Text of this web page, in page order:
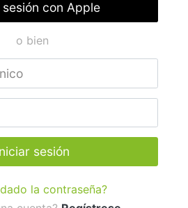
con Apple
o bien
sesión
la contraseña?